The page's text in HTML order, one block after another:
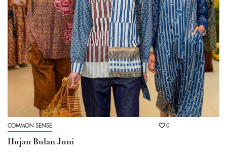
COMMON SENSE 0
Hujan Bulan Juni